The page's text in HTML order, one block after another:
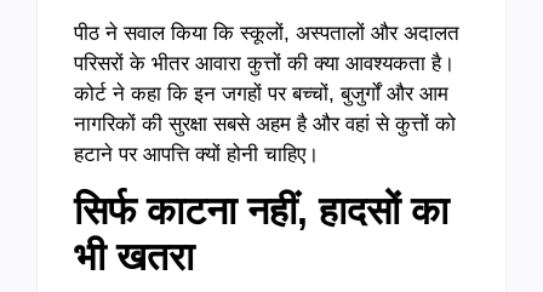
पीठ ने सवाल किया कि स्कूलों, अस्पतालों और अदालत
परिसरों के भीतर आवारा कुत्तों की क्या आवश्यकता है।
कोर्ट ने कहा कि इन जगहों पर बच्चों, बुजुर्गों और आम
नागरिकों की सुरक्षा सबसे अहम है और वहां से कुत्तों को
हटाने पर आपत्ति क्यों होनी चाहिए।
सिर्फ काटना नहीं, हादसों का
भी खतरा